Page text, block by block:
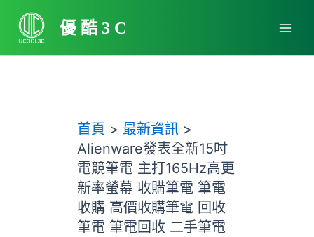
要
優酷3C
首頁
最新資訊
Alienware發表全新15吋
電競筆電 主打165Hz高更
新率螢幕 收購筆電 筆電
收購 高價收購筆電 回收
筆電 筆電回收 二手筆電